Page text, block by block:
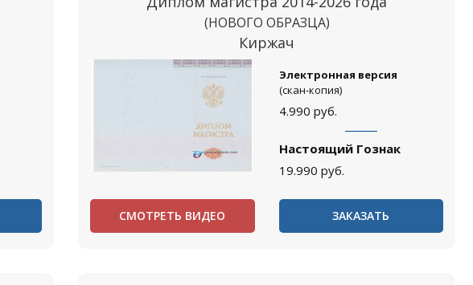
(НОВОГО ОБРАЗЦА)
Киржач
Электронная версия
(скан-копия)
4.990 руб.
Настоящий Гознак
19.990 руб.
СМОТРЕТЬ ВИДЕО ЗАКАЗАТЬ